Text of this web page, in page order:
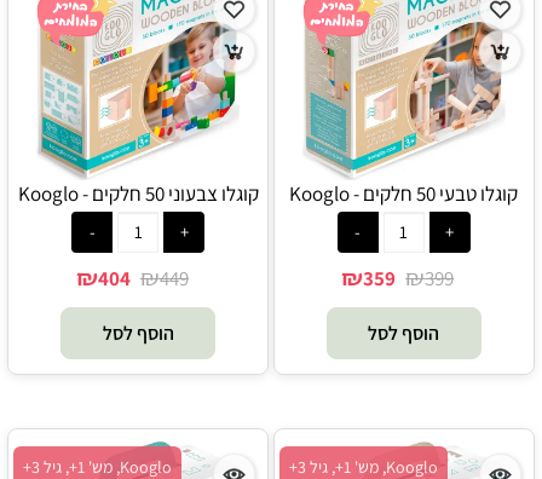
קוגלו טבעי 50 חלקים - Kooglo
₪399
₪359
הוסף לסל
קוגלו צבעוני 50 חלקים - Kooglo
₪449
₪404
הוסף לסל
Kooglo, מש' 1+, גיל 3+ Kooglo, מש' 1+, גיל 3+